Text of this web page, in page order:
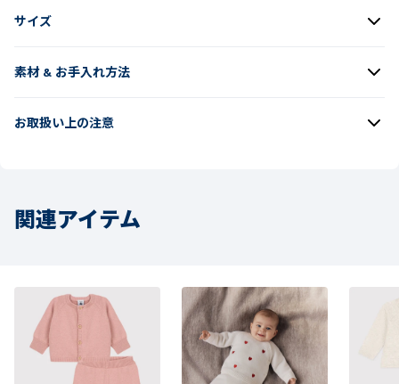
サイズ
素材 & お手入れ方法
お取扱い上の注意
関連アイテム